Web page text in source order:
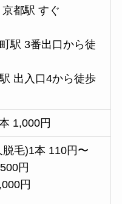
都駅 すぐ
駅 3番出口から徒
出入口4から徒歩
1,000円
毛)1本 110円〜
円
円